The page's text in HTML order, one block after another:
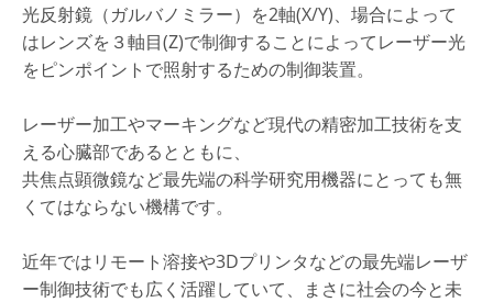
光反射鏡（ガルバノミラー）を2軸(X/Y)、場合によって
はレンズを３軸目(Z)で制御することによってレーザー光
をピンポイントで照射するための制御装置。
レーザー加工やマーキングなど現代の精密加工技術を支
える心臓部であるとともに、
共焦点顕微鏡など最先端の科学研究用機器にとっても無
くてはならない機構です。
近年ではリモート溶接や3Dプリンタなどの最先端レーザ
ー制御技術でも広く活躍していて、まさに社会の今と未